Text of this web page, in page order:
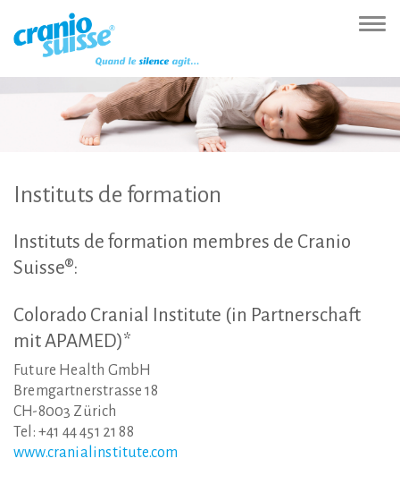
(Accesskey
Hauptnavigation
(Accesskey
Inhalt
(Accesskey
Sprachumschaltung
(Accesskey
Instituts de formation
Instituts de formation membres de Cranio
Suisse®:
Colorado Cranial Institute (in Partnerschaft
mitAPAMED)*
Future Health GmbH
Bremgartnerstrasse 18
CH-8003 Zürich
Tel: +41 44 451 21 88
www.cranialinstitute.com